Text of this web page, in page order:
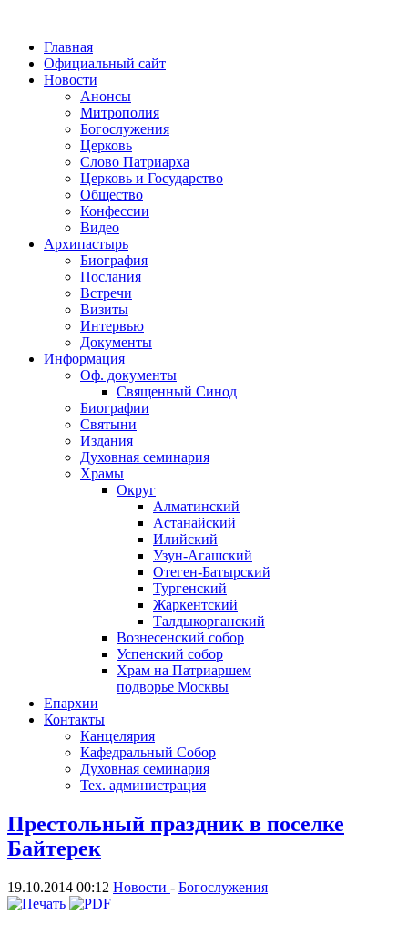
Главная
Официальный сайт
Новости
Анонсы
Митрополия
Богослужения
Церковь
Слово Патриарха
Церковь и Государство
Общество
Конфессии
Видео
Архипастырь
Биография
Послания
Встречи
Визиты
Интервью
Документы
Информация
Оф. документы
Священный Синод
Биографии
Святыни
Издания
Духовная семинария
Храмы
Округ
Алматинский
Астанайский
Илийский
Узун-Агашский
Отеген-Батырский
Тургенский
Жаркентский
Талдыкорганский
Вознесенский собор
Успенский собор
Храм на Патриаршем
подворье Москвы
Епархии
Контакты
Канцелярия
Кафедральный Собор
Духовная семинария
Тех. администрация
Престольный праздник в поселке
Байтерек
19.10.2014 00:12 Новости - Богослужения